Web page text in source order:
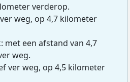
verderop.
weg, op 4,7 kilometer
met een afstand van 4,7
weg.
ver weg, op 4,5 kilometer